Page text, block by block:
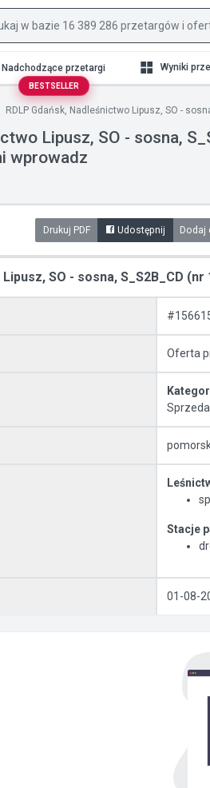
Nadchodzące przetargi
BESTSELLER
Wyniki
RDLP Gdańsk, Nadleśnictwo Lipusz, SO -
Lipusz, SO - sosna,
wprowadz
Drukuj PDF Udostępnij
Lipusz, SO - sosna, S_S2B_CD
Oferta
Stacje
01-08-